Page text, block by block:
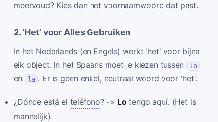
meervoud? Kies dan het voornaamwoord dat past.
2. 'Het' voor Alles Gebruiken
In het Nederlands (en Engels) werkt 'het' voor bijna
elk object. In het Spaans moet je kiezen tussen
lo
en la . Er is geen enkel, neutraal woord voor 'het'.
¿Dónde está elteléfono? -> Lo tengo aquí. (Het is
mannelijk)